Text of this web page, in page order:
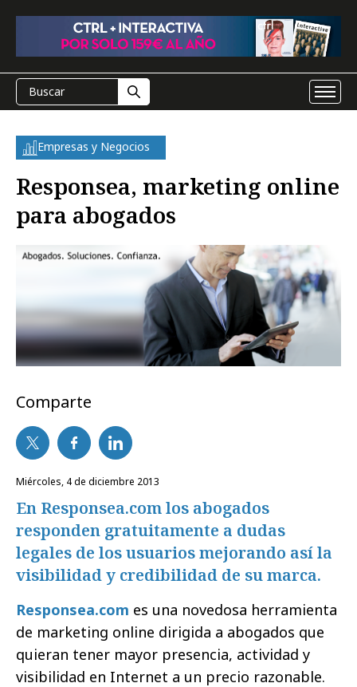
Empresas y Negocios
Responsea, marketing online
para abogados
Comparte
miércoles, 4 de diciembre 2013
En Responsea.com los abogados
responden gratuitamente a dudas
legales de los usuarios mejorando así la
visibilidad y credibilidad de su marca.
Responsea.com es una novedosa herramienta
de marketing online dirigida a abogados que
quieran tener mayor presencia, actividad y
visibilidad en Internet a un precio razonable.